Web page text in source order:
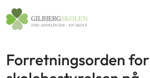
Forretningsorden for